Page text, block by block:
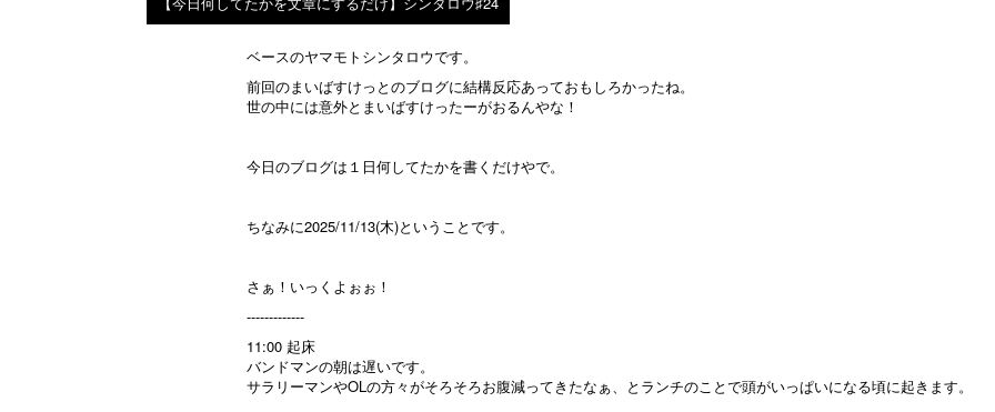
ベースのヤマモトシンタロウです。
前回のまいばすけっとのブログに結構反応あっておもしろかったね。
世の中には意外とまいばすけったーがおるんやな！
今日のブログは１日何してたかを書くだけやで。
ちなみに2025/11/13(木)ということです。
さぁ！いっくよぉぉ！
-------------
11:00 起床
バンドマンの朝は遅いです。
サラリーマンやOLの方々がそろそろお腹減ってきたなぁ、とランチのことで頭がいっぱいになる頃に起きます。